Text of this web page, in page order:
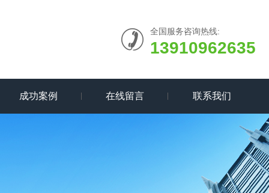
全国服务咨询热线:
13910962635
成功案例 在线留言 联系我们